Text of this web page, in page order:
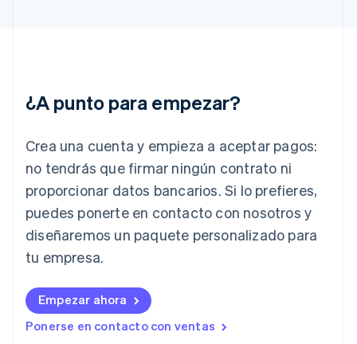
¿A punto para empezar?
Crea una cuenta y empieza a aceptar pagos:
no tendrás que firmar ningún contrato ni
proporcionar datos bancarios. Si lo prefieres,
puedes ponerte en contacto con nosotros y
diseñaremos un paquete personalizado para
tu empresa.
Empezar ahora
Ponerse en contacto con ventas
English
Irlanda
Italia
ItalianoEnglish
Japón
日本語
Letonia
English
DeutschEnglish
English
Luxemburgo
FrançaisDeutschEnglish